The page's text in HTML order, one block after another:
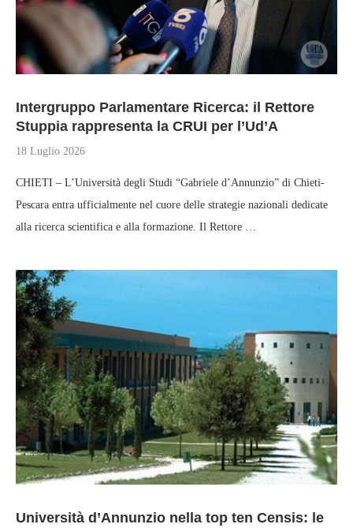
Intergruppo Parlamentare Ricerca: il Rettore
Stuppia rappresenta la CRUI per l’Ud’A
18 Luglio 2026
CHIETI – L’Università degli Studi “Gabriele d’Annunzio” di Chieti-
Pescara entra ufficialmente nel cuore delle strategie nazionali dedicate
alla ricerca scientifica e alla formazione. Il Rettore …
Università d’Annunzio nella top ten Censis: le